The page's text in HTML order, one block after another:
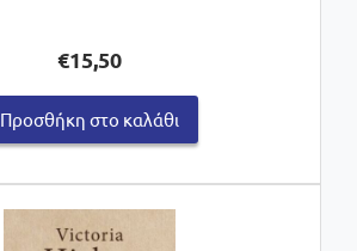
€15,50
Προσθήκη στο καλάθι